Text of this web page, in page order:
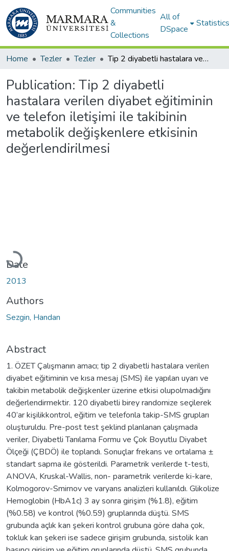
Communities
&
Collections
All of
DSpace
Statistics
Home Tezler Tezler Tip 2 diyabetli hastalara verilen diyabet eğitiminin ve telefon iletişimi ile takibinin metabolik değişkenlere etkisinin değerlendirilmesi
Publication: Tip 2 diyabetli
hastalara verilen diyabet eğitiminin
ve telefon iletişimi ile takibinin
metabolik değişkenlere etkisinin
değerlendirilmesi
Loading...
Date
2013
Authors
Sezgin, Handan
Abstract
1. ÖZET Çalışmanın amacı; tip 2 diyabetli hastalara verilen
diyabet eğitiminin ve kısa mesaj (SMS) ile yapılan uyarı ve
takibin metabolik değişkenler üzerine etkisi olupolmadığını
değerlendirmektir. 120 diyabetli birey randomize seçilerek
40’ar kişilikkontrol, eğitim ve telefonla takip-SMS grupları
oluşturuldu. Pre-post test şeklind planlanan çalışmada
veriler, Diyabetli Tanılama Formu ve Çok Boyutlu Diyabet
Ölçeği (ÇBDÖ) ile toplandı. Sonuçlar frekans ve ortalama ±
standart sapma ile gösterildi. Parametrik verilerde t-testi,
ANOVA, Kruskal-Wallis, non- parametrik verilerde ki-kare,
Kolmogorov-Smirnov ve varyans analizleri kullanıldı. Glikolize
Hemoglobin (HbA1c) 3 ay sonra girişim (%1.8), eğitim
(%0.58) ve kontrol (%0.59) gruplarında düştü. SMS
grubunda açlık kan şekeri kontrol grubuna göre daha çok,
tokluk kan şekeri ise sadece girişim grubunda, sistolik kan